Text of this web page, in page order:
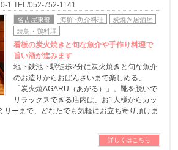
1 TEL/052-752-1141
名古屋東部 海鮮･魚介料理
炭焼き居酒屋
焼鳥・鶏料理
看板の炭火焼きと旬な魚介や手作り料理で
旨い酒が進みます
地下鉄池下駅徒歩2分に炭火焼きと旬な魚介
のお造りからおばんざいまで楽しめる、
「炭火焼AGARU（あがる）」。靴を脱いで
リラックスできる店内は、お1人様からカッ
リーまで、どなたでも気軽にお立ち寄り頂けま
詳しくはこちら